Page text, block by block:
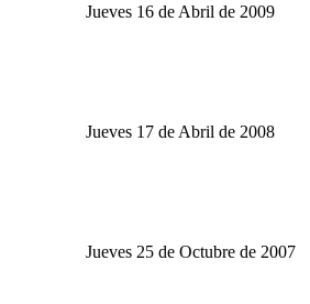
Jueves 16 de Abril de 2009
Jueves 17 de Abril de 2008
Jueves 25 de Octubre de 2007